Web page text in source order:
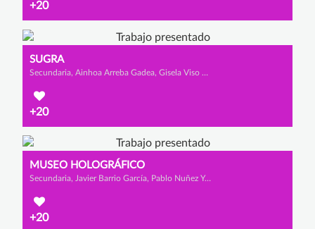
+20
SUGRA
Secundaria, Ainhoa Arreba Gadea, Gisela Viso Ramos y Gorka Villanueva López
+20
MUSEO HOLOGRÁFICO
Secundaria, Javier Barrio García, Pablo Nuñez Yudego y Álex Villaquirán Santamaría
+20